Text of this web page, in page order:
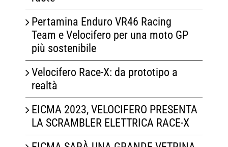
Pertamina Enduro VR46 Racing
Team e Velocifero per una moto GP
più sostenibile
Velocifero Race-X: da prototipo a
realtà
EICMA 2023, VELOCIFERO PRESENTA
LA SCRAMBLER ELETTRICA RACE-X